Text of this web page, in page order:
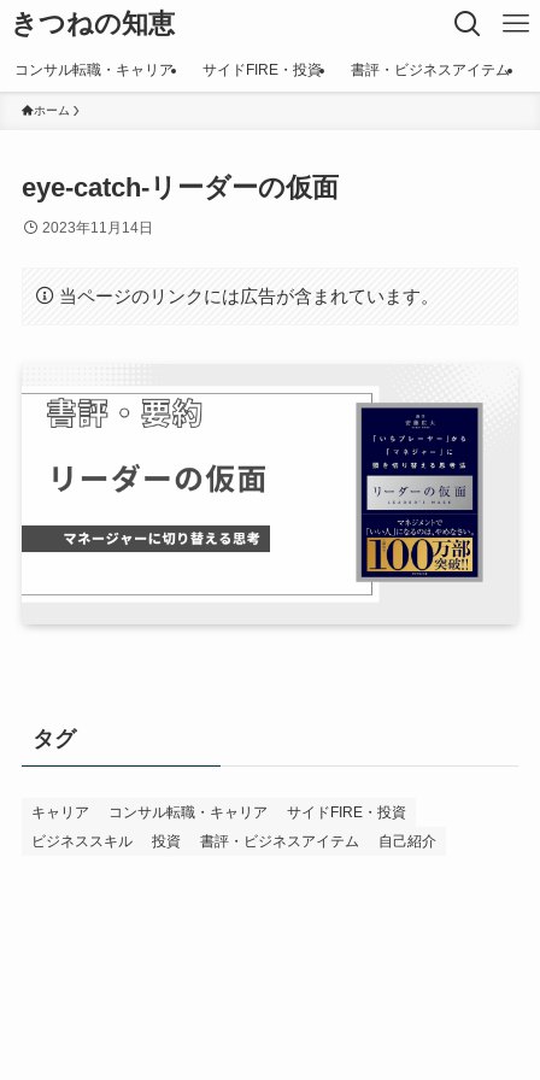
きつねの知恵
コンサル転職・キャリア サイドFIRE・投資 書評・ビジネスアイテム
ホーム
eye-catch-リーダーの仮面
2023年11月14日
当ページのリンクには広告が含まれています。
タグ
キャリア コンサル転職・キャリア
サイドFIRE・投資
ビジネススキル
投資 書評・ビジネスアイテム 自己紹介